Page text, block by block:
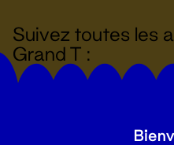
Suivez toutes les
Grand T :